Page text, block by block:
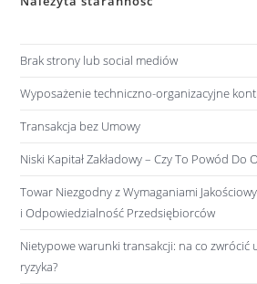
Brak strony lub social mediów
Wyposażenie techniczno-organizacyjne
Transakcja bez Umowy
Niski Kapitał Zakładowy – Czy To Powód Do
Towar Niezgodny z Wymaganiami
i Odpowiedzialność Przedsiębiorców
Nietypowe warunki transakcji: na co zwrócić
ryzyka?